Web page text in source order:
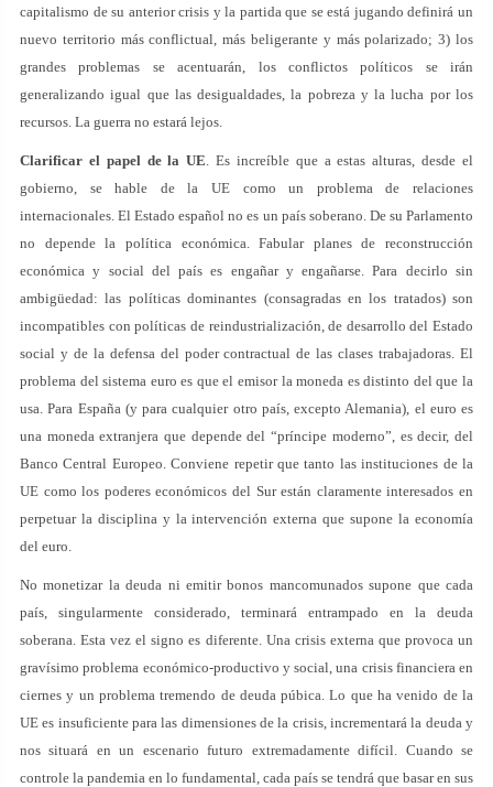
capitalismo de su anterior crisis y la partida que se está jugando definirá un
nuevo territorio más conflictual, más beligerante y más polarizado; 3) los
grandes problemas se acentuarán, los conflictos políticos se irán
generalizando igual que las desigualdades, la pobreza y la lucha por los
recursos. La guerra no estará lejos.
Clarificar el papel de la UE. Es increíble que a estas alturas, desde el
gobierno, se hable de la UE como un problema de relaciones
internacionales. El Estado español no es un país soberano. De su Parlamento
no depende la política económica. Fabular planes de reconstrucción
económica y social del país es engañar y engañarse. Para decirlo sin
ambigüedad: las políticas dominantes (consagradas en los tratados) son
incompatibles con políticas de reindustrialización, de desarrollo del Estado
social y de la defensa del poder contractual de las clases trabajadoras. El
problema del sistema euro es que el emisor la moneda es distinto del que la
usa. Para España (y para cualquier otro país, excepto Alemania), el euro es
una moneda extranjera que depende del “príncipe moderno”, es decir, del
Banco Central Europeo. Conviene repetir que tanto las instituciones de la
UE como los poderes económicos del Sur están claramente interesados en
perpetuar la disciplina y la intervención externa que supone la economía
del euro.
No monetizar la deuda ni emitir bonos mancomunados supone que cada
país, singularmente considerado, terminará entrampado en la deuda
soberana. Esta vez el signo es diferente. Una crisis externa que provoca un
gravísimo problema económico-productivo y social, una crisis financiera en
ciernes y un problema tremendo de deuda púbica. Lo que ha venido de la
UE es insuficiente para las dimensiones de la crisis, incrementará la deuda y
nos situará en un escenario futuro extremadamente difícil. Cuando se
controle la pandemia en lo fundamental, cada país se tendrá que basar en sus